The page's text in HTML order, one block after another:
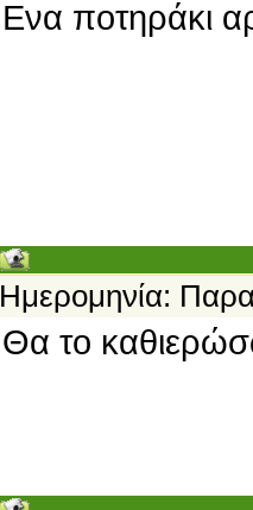
Ενα ποτηράκι
Ημερομηνία:
Θα το